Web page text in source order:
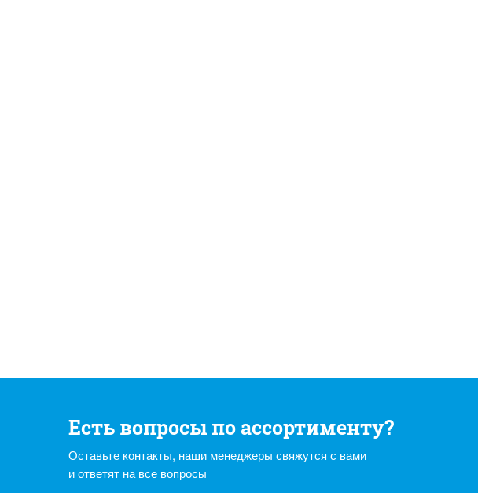
Есть вопросы по ассортименту?
Оставьте контакты, наши менеджеры свяжутся с вами
и ответят на все вопросы